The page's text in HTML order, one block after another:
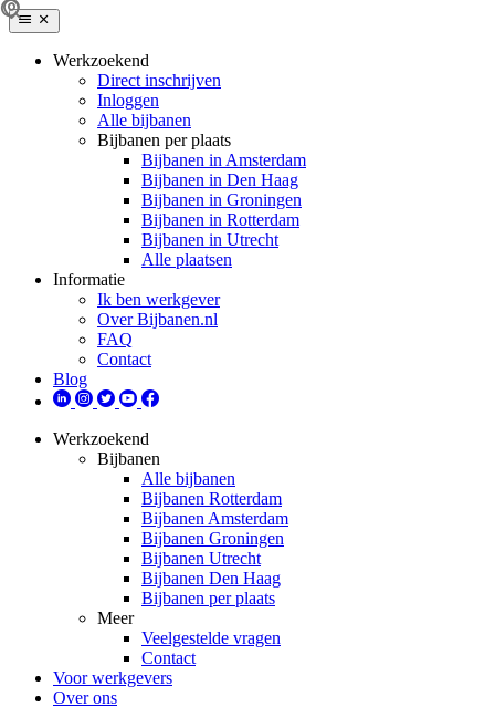
Werkzoekend
Direct inschrijven
Inloggen
Alle bijbanen
Bijbanen per plaats
Bijbanen in Amsterdam
Bijbanen in Den Haag
Bijbanen in Groningen
Bijbanen in Rotterdam
Bijbanen in Utrecht
Alle plaatsen
Informatie
Ik ben werkgever
Over Bijbanen.nl
FAQ
Contact
Blog
Werkzoekend
Bijbanen
Alle bijbanen
Bijbanen Rotterdam
Bijbanen Amsterdam
Bijbanen Groningen
Bijbanen Utrecht
Bijbanen Den Haag
Bijbanen per plaats
Meer
Veelgestelde vragen
Contact
Voor werkgevers
Over ons